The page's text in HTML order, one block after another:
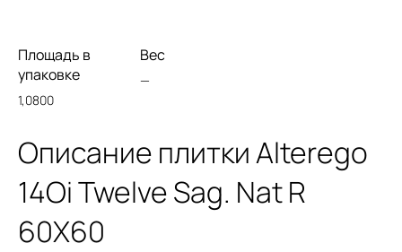
Площадь в
упаковке
1,0800
Вес
—
Описание плитки Alterego
14Oi Twelve Sag. Nat R
60X60